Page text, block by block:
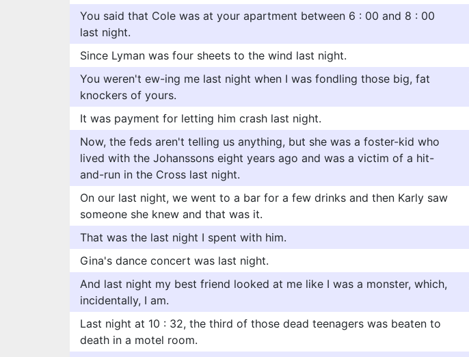
You said that Cole was at your apartment between 6 : 00 and 8 : 00
last night.
Since Lyman was four sheets to the wind last night.
You weren't ew-ing me last night when I was fondling those big, fat
knockers of yours.
It was payment for letting him crash last night.
Now, the feds aren't telling us anything, but she was a foster-kid who
lived with the Johanssons eight years ago and was a victim of a hit-
and-run in the Cross last night.
On our last night, we went to a bar for a few drinks and then Karly saw
someone she knew and that was it.
That was the last night I spent with him.
Gina's dance concert was last night.
And last night my best friend looked at me like I was a monster, which,
incidentally, I am.
Last night at 10 : 32, the third of those dead teenagers was beaten to
death in a motel room.